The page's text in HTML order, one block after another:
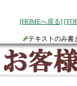
[HOMEへ戻る]
テキストのみ書